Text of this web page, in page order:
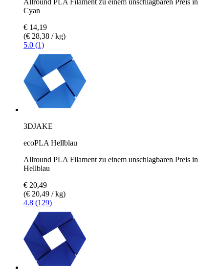
Cyan
€ 14,19
(€ 28,38 / kg)
5.0 (1)
3DJAKE
ecoPLA Hellblau
Allround PLA Filament zu einem unschlagbaren Preis in
Hellblau
€ 20,49
(€ 20,49 / kg)
4.8 (129)